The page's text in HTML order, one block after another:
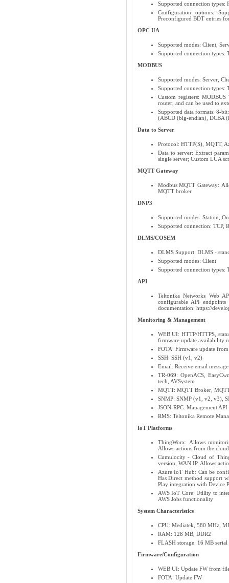
Supported connection types:
Configuration options:
Preconfigured BDT entries
OPC UA
Supported modes: Client,
Supported connection types:
MODBUS
Supported modes: Server,
Supported connection types:
Custom registers:
router, and can be used to
Supported data formats: 8-
(ABCD (big-endian), DCBA
Data to Server
Protocol: HTTP(S), MQTT,
Data to server: Extract
single server; Custom LUA
MQTT Gateway
Modbus MQTT Gateway:
MQTT broker
DNP3
Supported modes: Station,
Supported connection: TCP,
DLMS/COSEM
DLMS Support: DLMS -
Supported modes: Client
Supported connection types:
API
Teltonika Networks Web
configurable API
documentation: https://
Monitoring & Management
WEB UI: HTTP/HTTPS,
firmware update availability
FOTA: Firmware update
SSH: SSH (v1, v2)
Email: Receive email
TR-069: OpenACS,
tech, AVSystem
MQTT: MQTT Broker,
SNMP: SNMP (v1, v2, v3),
JSON-RPC: Management
RMS: Teltonika Remote
IoT Platforms
ThingWorx: Allows
Allows actions from the
Cumulocity - Cloud of
version, WAN IP. Allows
Azure IoT Hub: Can be
Has Direct method support
Play integration with Device
AWS IoT Core: Utility to
AWS Jobs functionality
System Characteristics
CPU: Mediatek, 580 MHz,
RAM: 128 MB, DDR2
FLASH storage: 16 MB serial
Firmware/Configuration
WEB UI: Update FW from
FOTA: Update FW